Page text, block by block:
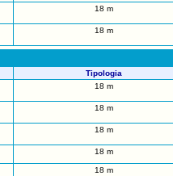
18 m
18 m
Tipologia
18 m
18 m
18 m
18 m
18 m